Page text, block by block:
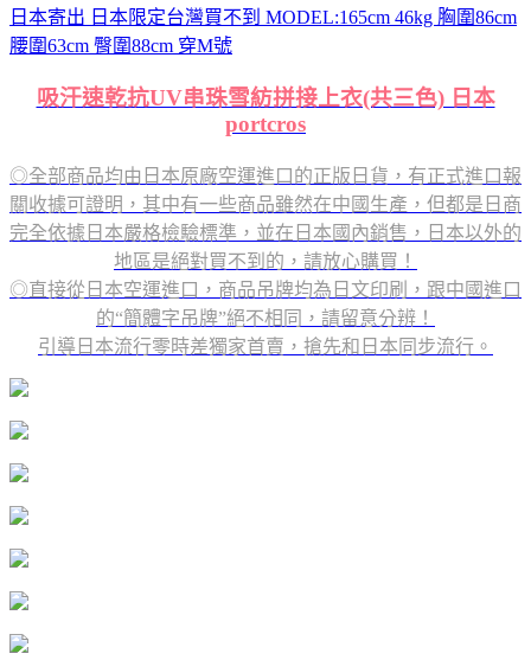
日本寄出 日本限定台灣買不到 MODEL:165cm 46kg 胸圍86cm
腰圍63cm 臀圍88cm 穿M號
吸汗速乾抗UV串珠雪紡拼接上衣(共三色) 日本
portcros
◎全部商品均由日本原廠空運進口的正版日貨，有正式進口報
關收據可證明，其中有一些商品雖然在中國生產，但都是日商
完全依據日本嚴格檢驗標準，並在日本國內銷售，日本以外的
地區是絕對買不到的，請放心購買！
◎直接從日本空運進口，商品吊牌均為日文印刷，跟中國進口
的“簡體字吊牌”絕不相同，請留意分辨！
引導日本流行零時差獨家首賣，搶先和日本同步流行。